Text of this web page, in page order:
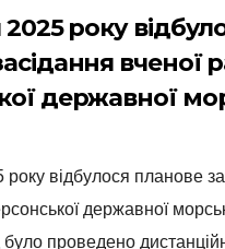
року
вченої
державної
відбулося планове
державної
було проведено